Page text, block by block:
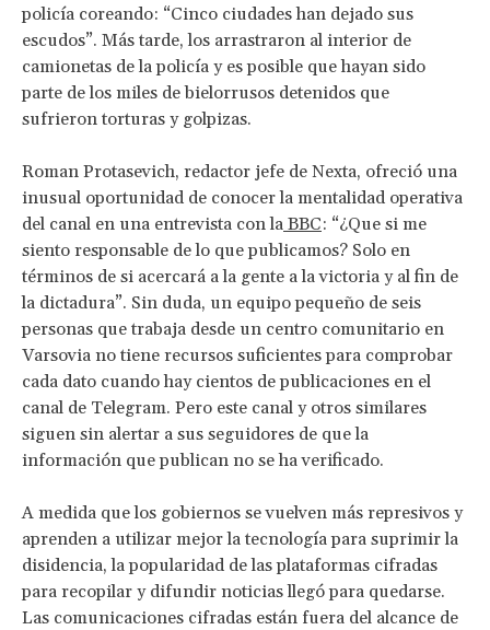
policía coreando: “Cinco ciudades han dejado sus
escudos”. Más tarde, los arrastraron al interior de
camionetas de la policía y es posible que hayan sido
parte de los miles de bielorrusos detenidos que
sufrieron torturas y golpizas.
Roman Protasevich, redactor jefe de Nexta, ofreció una
inusual oportunidad de conocer la mentalidad operativa
del canal en una entrevista con la BBC: “¿Que si me
siento responsable de lo que publicamos? Solo en
términos de si acercará a la gente a la victoria y al fin de
la dictadura”. Sin duda, un equipo pequeño de seis
personas que trabaja desde un centro comunitario en
Varsovia no tiene recursos suficientes para comprobar
cada dato cuando hay cientos de publicaciones en el
canal de Telegram. Pero este canal y otros similares
siguen sin alertar a sus seguidores de que la
información que publican no se ha verificado.
A medida que los gobiernos se vuelven más represivos y
aprenden a utilizar mejor la tecnología para suprimir la
disidencia, la popularidad de las plataformas cifradas
para recopilar y difundir noticias llegó para quedarse.
Las comunicaciones cifradas están fuera del alcance de